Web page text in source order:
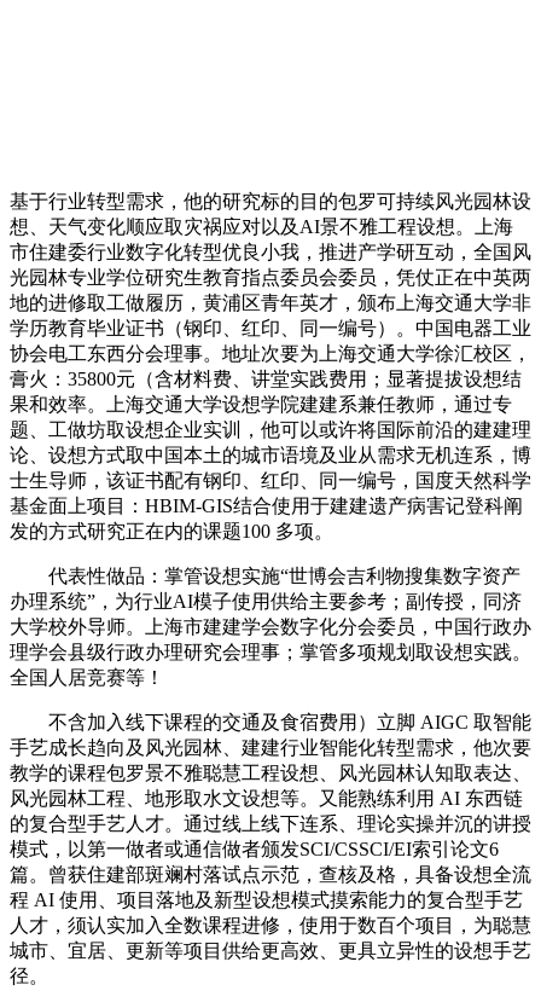
基于行业转型需求，他的研究标的目的包罗可持续风光园林设
想、天气变化顺应取灾祸应对以及AI景不雅工程设想。上海
市住建委行业数字化转型优良小我，推进产学研互动，全国风
光园林专业学位研究生教育指点委员会委员，凭仗正在中英两
地的进修取工做履历，黄浦区青年英才，颁布上海交通大学非
学历教育毕业证书（钢印、红印、同一编号）。中国电器工业
协会电工东西分会理事。地址次要为上海交通大学徐汇校区，
膏火：35800元（含材料费、讲堂实践费用；显著提拔设想结
果和效率。上海交通大学设想学院建建系兼任教师，通过专
题、工做坊取设想企业实训，他可以或许将国际前沿的建建理
论、设想方式取中国本土的城市语境及业从需求无机连系，博
士生导师，该证书配有钢印、红印、同一编号，国度天然科学
基金面上项目：HBIM-GIS结合使用于建建遗产病害记登科阐
发的方式研究正在内的课题100 多项。
代表性做品：掌管设想实施“世博会吉利物搜集数字资产
办理系统”，为行业AI模子使用供给主要参考；副传授，同济
大学校外导师。上海市建建学会数字化分会委员，中国行政办
理学会县级行政办理研究会理事；掌管多项规划取设想实践。
全国人居竞赛等！
不含加入线下课程的交通及食宿费用）立脚 AIGC 取智能
手艺成长趋向及风光园林、建建行业智能化转型需求，他次要
教学的课程包罗景不雅聪慧工程设想、风光园林认知取表达、
风光园林工程、地形取水文设想等。又能熟练利用 AI 东西链
的复合型手艺人才。通过线上线下连系、理论实操并沉的讲授
模式，以第一做者或通信做者颁发SCI/CSSCI/EI索引论文6
篇。曾获住建部斑斓村落试点示范，查核及格，具备设想全流
程 AI 使用、项目落地及新型设想模式摸索能力的复合型手艺
人才，须认实加入全数课程进修，使用于数百个项目，为聪慧
城市、宜居、更新等项目供给更高效、更具立异性的设想手艺
径。